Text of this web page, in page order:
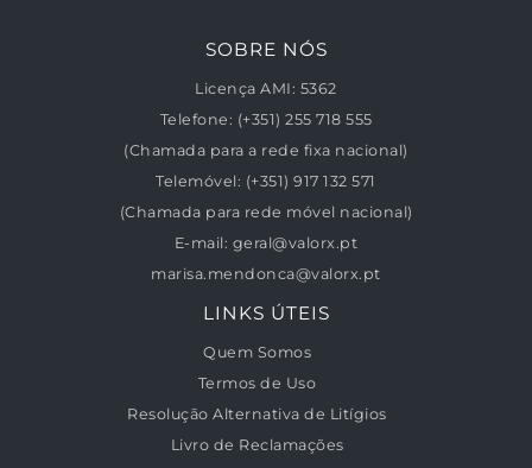
SOBRE NÓS
Licença AMI: 5362
Telefone: (+351) 255 718 555
(Chamada para a rede fixa nacional)
Telemóvel: (+351) 917 132 571
(Chamada para rede móvel nacional)
E-mail: geral@valorx.pt
marisa.mendonca@valorx.pt
LINKS ÚTEIS
Quem Somos
Termos de Uso
Resolução Alternativa de Litígios
Livro de Reclamações